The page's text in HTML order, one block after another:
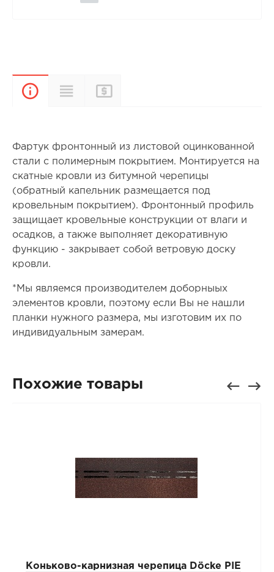
ОписаниеХарактеристики
Фартук фронтонный из листовой оцинкованной
стали с полимерным покрытием. Монтируется на
скатные кровли из битумной черепицы
(обратный капельник размещается под
кровельным покрытием). Фронтонный профиль
защищает кровельные конструкции от влаги и
осадков, а также выполняет декоративную
функцию - закрывает собой ветровую доску
кровли.
*Мы являемся производителем доборныых
элементов кровли, поэтому если Вы не нашли
планки нужного размера, мы изготовим их по
индивидуальным замерам.
Похожие товары
Коньково-карнизная черепица Döcke PIE